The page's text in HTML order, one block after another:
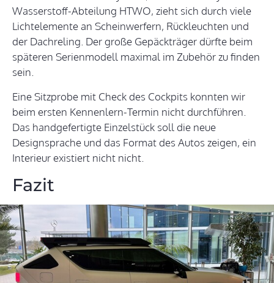
Wasserstoff-Abteilung HTWO, zieht sich durch viele
Lichtelemente an Scheinwerfern, Rückleuchten und
der Dachreling. Der große Gepäckträger dürfte beim
späteren Serienmodell maximal im Zubehör zu finden
sein.
Eine Sitzprobe mit Check des Cockpits konnten wir
beim ersten Kennenlern-Termin nicht durchführen.
Das handgefertigte Einzelstück soll die neue
Designsprache und das Format des Autos zeigen, ein
Interieur existiert nicht nicht.
Fazit